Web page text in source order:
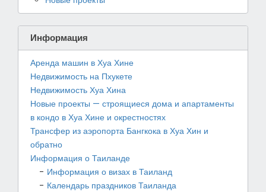
Информация
Аренда машин в Хуа Хине
Недвижимость на Пхукете
Недвижимость Хуа Хина
Новые проекты — строящиеся дома и апартаменты
в кондо в Хуа Хине и окрестностях
Трансфер из аэропорта Бангкока в Хуа Хин и
обратно
Информация о Таиланде
Информация о визах в Таиланд
Календарь праздников Таиланда